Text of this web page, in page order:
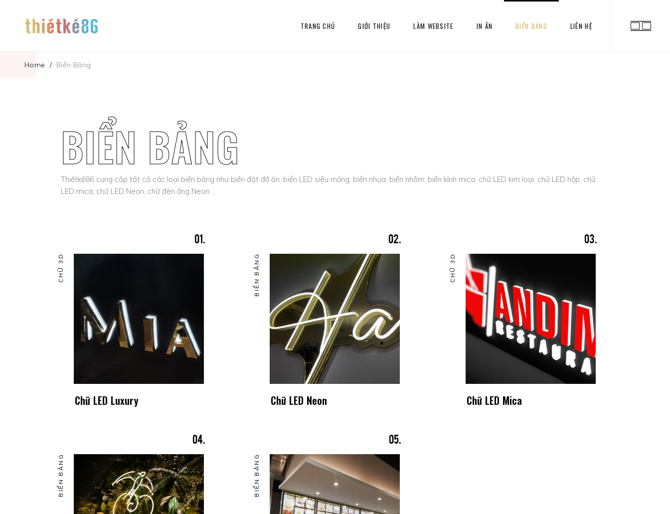
TRANG CHỦ GIỚI THIỆU LÀM WEBSITE IN ẤN BIỂN BẢNG LIÊN HỆ
Home / Biển Bảng
BIỂN BẢNG
Thiếtkế86 cung cấp tất cả các loại biển bảng như biển đặt đồ ăn, biển LED siêu mỏng, biển nhựa, biển nhôm, biển kính mica, chữ LED kim loại, chữ LED hộp, chữ
LED mica, chữ LED Neon, chữ đèn ống Neon …
Chữ LED Luxury
CHỮ 3D
Chữ LED Neon
BIỂN BẢNG
Chữ LED Mica
CHỮ 3D
BIỂN BẢNG BIỂN BẢNG